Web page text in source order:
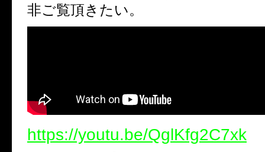
非ご覧頂きたい。
https://youtu.be/QglKfg2C7xk